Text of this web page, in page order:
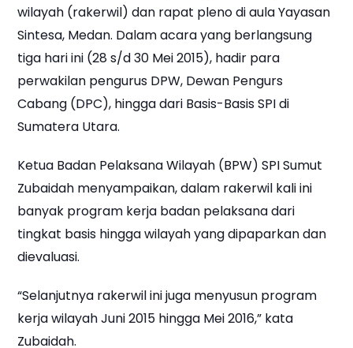
wilayah (rakerwil) dan rapat pleno di aula Yayasan
Sintesa, Medan. Dalam acara yang berlangsung
tiga hari ini (28 s/d 30 Mei 2015), hadir para
perwakilan pengurus DPW, Dewan Pengurs
Cabang (DPC), hingga dari Basis-Basis SPI di
Sumatera Utara.
Ketua Badan Pelaksana Wilayah (BPW) SPI Sumut
Zubaidah menyampaikan, dalam rakerwil kali ini
banyak program kerja badan pelaksana dari
tingkat basis hingga wilayah yang dipaparkan dan
dievaluasi.
“Selanjutnya rakerwil ini juga menyusun program
kerja wilayah Juni 2015 hingga Mei 2016,” kata
Zubaidah.